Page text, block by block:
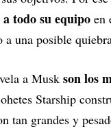
todo su equipo en
a una posible
a Musk son los
Starship
tan grandes y